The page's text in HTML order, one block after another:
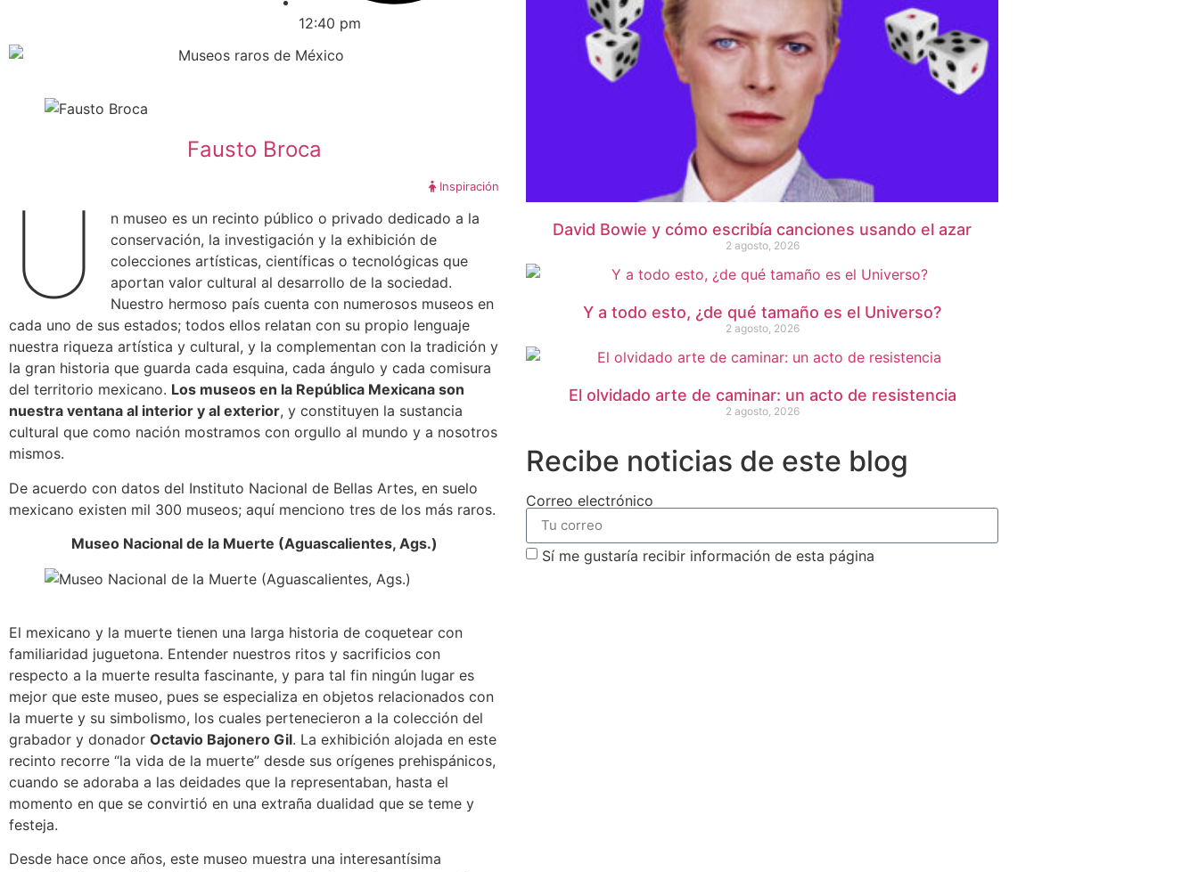
12:40 pm
Fausto Broca
Inspiración
U
n museo es un recinto público o privado dedicado a la
conservación, la investigación y la exhibición de
colecciones artísticas, científicas o tecnológicas que
aportan valor cultural al desarrollo de la sociedad.
Nuestro hermoso país cuenta con numerosos museos en
cada uno de sus estados; todos ellos relatan con su propio lenguaje
nuestra riqueza artística y cultural, y la complementan con la tradición y
la gran historia que guarda cada esquina, cada ángulo y cada comisura
del territorio mexicano. Los museos en la República Mexicana son
nuestra ventana al interior y al exterior, y constituyen la sustancia
cultural que como nación mostramos con orgullo al mundo y a nosotros
mismos.
De acuerdo con datos del Instituto Nacional de Bellas Artes, en suelo
mexicano existen mil 300 museos; aquí menciono tres de los más raros.
Museo Nacional de la Muerte (Aguascalientes, Ags.)
El mexicano y la muerte tienen una larga historia de coquetear con
familiaridad juguetona. Entender nuestros ritos y sacrificios con
respecto a la muerte resulta fascinante, y para tal fin ningún lugar es
mejor que este museo, pues se especializa en objetos relacionados con
la muerte y su simbolismo, los cuales pertenecieron a la colección del
grabador y donador Octavio Bajonero Gil. La exhibición alojada en este
recinto recorre “la vida de la muerte” desde sus orígenes prehispánicos,
cuando se adoraba a las deidades que la representaban, hasta el
momento en que se convirtió en una extraña dualidad que se teme y
festeja.
Desde hace once años, este museo muestra una interesantísima
David Bowie y cómo escribía canciones usando el azar
2 agosto, 2026
Y a todo esto, ¿de qué tamaño es el Universo?
2 agosto, 2026
El olvidado arte de caminar: un acto de resistencia
2 agosto, 2026
Recibe noticias de este blog
Correo electrónico
Sí me gustaría recibir información de esta página